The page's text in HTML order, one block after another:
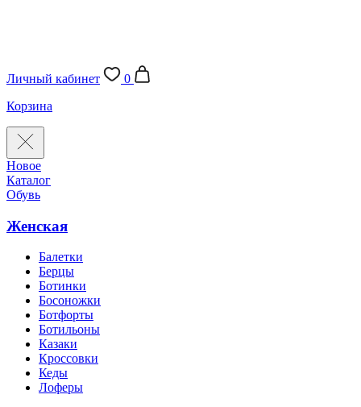
Личный кабинет
0
Корзина
Новое
Каталог
Обувь
Женская
Балетки
Берцы
Ботинки
Босоножки
Ботфорты
Ботильоны
Казаки
Кроссовки
Кеды
Лоферы